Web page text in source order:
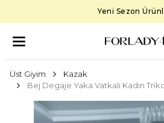
Yeni Sezon
Üst Giyim
Kazak
Bej Degaje Yaka Vatkalı Kadın